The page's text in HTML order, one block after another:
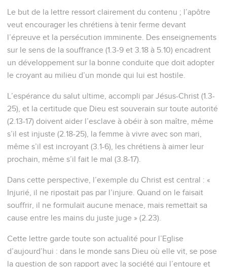
sujet de louange, de gloire et d’honneur, lors de la révélation
Vous l’aimez sans l’avoir vu. Sans le voir encore, vous
croyez en lui et vous tressaillez d’une allégresse indicible et
glorieuse,
9 en remportant pour prix de votre foi le salut de vos âmes.
vous était destinée ont fait de ce salut l’objet de leurs
recherches et de leurs investigations.
11
quelles circonstances se rapportaient les indications de
l’Esprit de Christ qui était en eux et qui, d’avance, attestait
les souffrances de Christ et la gloire qui s’ensuivrait.
12 Il leur fut révélé que ce n’était pas pour eux-mêmes, mais
pour vous, qu’ils étaient ministres de ces choses.
Maintenant, elles vous ont été annoncées par ceux qui vous
ont prêché l’Évangile par le Saint-Esprit envoyé du ciel, et
Appel à vivre saintement